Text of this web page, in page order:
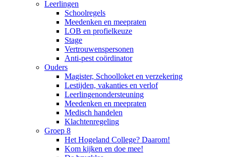
Leerlingen
Schoolregels
Meedenken en meepraten
LOB en profielkeuze
Stage
Vertrouwenspersonen
Anti-pest coördinator
Ouders
Magister, Schoolloket en verzekering
Lestijden, vakanties en verlof
Leerlingenondersteuning
Meedenken en meepraten
Medisch handelen
Klachtenregeling
Groep 8
Het Hogeland College? Daarom!
Kom kijken en doe mee!